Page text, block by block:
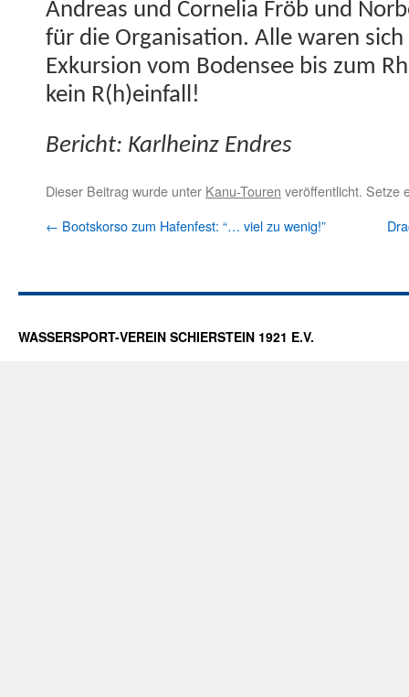
Andreas und Cor­nelia Fröb und
für die Organ­i­sa­tion. Alle waren
Exkur­sion vom Bodensee bis zum
kein R(h)einfall!
Bericht: Karl­heinz Endres
Dieser Beitrag wurde unter Kanu-Touren veröffentlicht. Setze
← Bootskorso zum Hafenfest: “… viel zu wenig!”
WASSERSPORT-VEREIN SCHIERSTEIN 1921 E.V.